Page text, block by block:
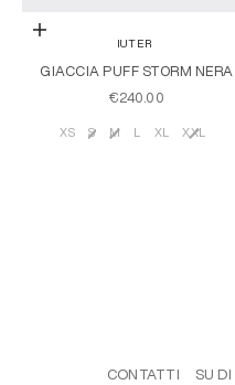
Scegli le opzioni
IUTER
GIACCIA PUFF STORM NERA
PREZZO
€240.00
Taglia
XS S M L XL XXL
CONTATTI SU DI